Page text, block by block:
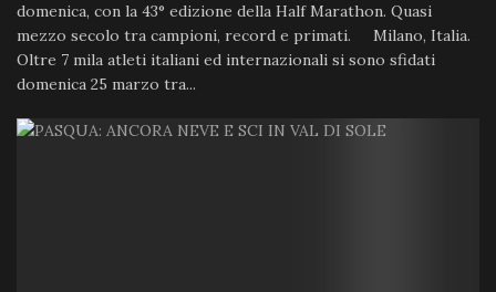
domenica, con la 43° edizione della Half Marathon. Quasi
mezzo secolo tra campioni, record e primati. Milano, Italia.
Oltre 7 mila atleti italiani ed internazionali si sono sfidati
domenica 25 marzo tra...